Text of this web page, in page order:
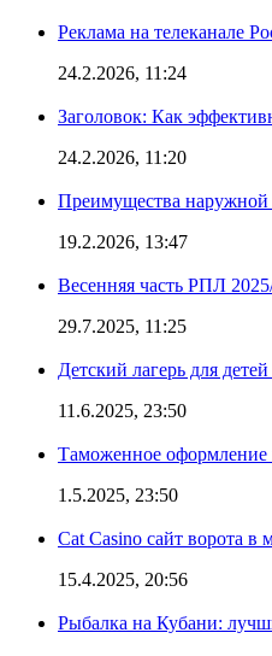
Реклама на телеканале
24.2.2026, 11:24
Заголовок: Как
24.2.2026, 11:20
Преимущества наружной
19.2.2026, 13:47
Весенняя часть РПЛ
29.7.2025, 11:25
Детский лагерь для
11.6.2025, 23:50
Таможенное оформление
1.5.2025, 23:50
Cat Casino сайт ворота
15.4.2025, 20:56
Рыбалка на Кубани: